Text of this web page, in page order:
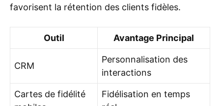
favorisent la rétention des clients fidèles.
Outil Avantage Principal
CRM
Personnalisation des
interactions
Cartes de fidélité
Fidélisation en temps